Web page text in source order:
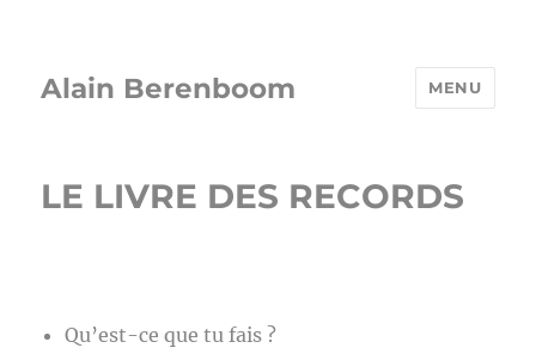
Alain Berenboom MENU
LE LIVRE DES RECORDS
Qu’est-ce que tu fais ?